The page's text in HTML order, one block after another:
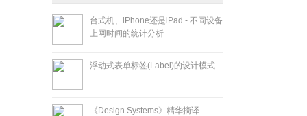
台式机、iPhone还是iPad - 不同设备
上网时间的统计分析
浮动式表单标签(Label)的设计模式
《Design Systems》精华摘译